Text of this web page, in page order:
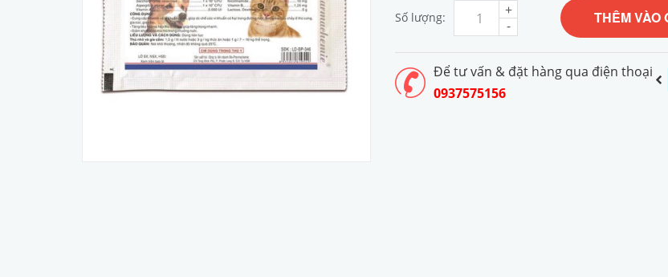
Số lượng: -
+ THÊM VÀO
Để tư vấn & đặt hàng qua điện thoại
0937575156